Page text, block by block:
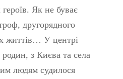
Як не буває
другорядного
життів… У центрі
з Києва та села
людям судилося